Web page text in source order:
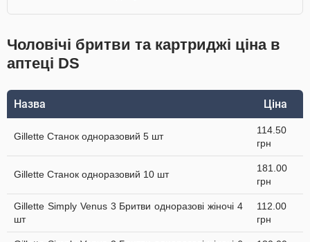
Чоловічі бритви та картриджі ціна в
аптеці DS
Назва Ціна
Gillette Станок одноразовий 5 шт
114.50
грн
Gillette Станок одноразовий 10 шт
181.00
грн
Gillette Simply Venus 3 Бритви одноразові жіночі 4
шт
112.00
грн